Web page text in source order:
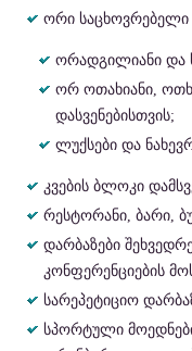
ორი
ორადგილიანი და
ორ ოთახიანი,
დასვენებისთვის;
ლუქსები და
კვების ბლოკი
რესტორანი, ბარი,
დარბაზები
კონფერენციების
სარეპეტიციო
სპორტული